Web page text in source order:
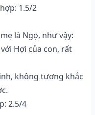
1.5/2
là Ngọ, như vậy:
Hợi của con, rất
không tương khắc
2.5/4